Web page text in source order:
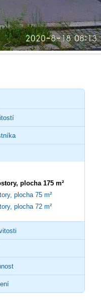
plocha 175 m²
plocha 75 m²
plocha 72 m²